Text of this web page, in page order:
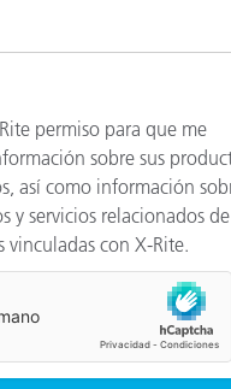
permiso para que me
sobre sus
así como información
y servicios relacionados de
vinculadas con X-Rite.